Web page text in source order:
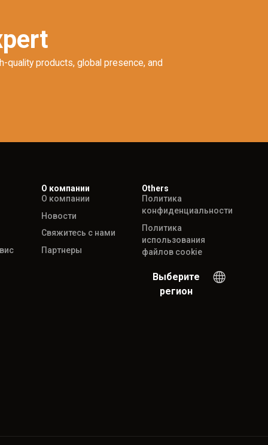
quality products, global presence, and
О компании
О компании
Новости
Свяжитесь с нами
Партнеры
Others
Политика
конфиденциальности
Политика
использования
файлов cookie
Выберите
регион